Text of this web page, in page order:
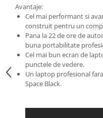
Multifunctionale
Imprimante
Imprimante 3D
TV, Multimedia &
Televizoare & accesorii
Multiboard & Accessorii
Avantaje:
Cel mai performant si
construit pentru un
Pana la 22 de ore de
buna portabilitate
Cel mai bun ecran de
punctele de vedere.
Un laptop profesional
Space Black.